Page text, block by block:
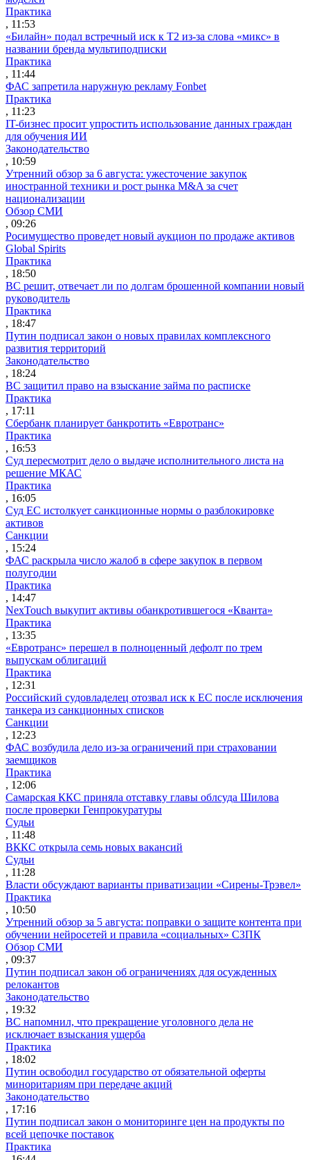
Практика
, 11:53
«Билайн» подал встречный иск к Т2 из-за слова «микс» в
названии бренда мультиподписки
Практика
, 11:44
ФАС запретила наружную рекламу Fonbet
Практика
, 11:23
IT-бизнес просит упростить использование данных граждан
для обучения ИИ
Законодательство
, 10:59
Утренний обзор за 6 августа: ужесточение закупок
иностранной техники и рост рынка M&A за счет
национализации
Обзор СМИ
, 09:26
Росимущество проведет новый аукцион по продаже активов
Global Spirits
Практика
, 18:50
ВС решит, отвечает ли по долгам брошенной компании новый
руководитель
Практика
, 18:47
Путин подписал закон о новых правилах комплексного
развития территорий
Законодательство
, 18:24
ВС защитил право на взыскание займа по расписке
Практика
, 17:11
Сбербанк планирует банкротить «Евротранс»
Практика
, 16:53
Суд пересмотрит дело о выдаче исполнительного листа на
решение МКАС
Практика
, 16:05
Суд ЕС истолкует санкционные нормы о разблокировке
активов
Санкции
, 15:24
ФАС раскрыла число жалоб в сфере закупок в первом
полугодии
Практика
, 14:47
NexTouch выкупит активы обанкротившегося «Кванта»
Практика
, 13:35
«Евротранс» перешел в полноценный дефолт по трем
выпускам облигаций
Практика
, 12:31
Российский судовладелец отозвал иск к ЕС после исключения
танкера из санкционных списков
Санкции
, 12:23
ФАС возбудила дело из-за ограничений при страховании
заемщиков
Практика
, 12:06
Самарская ККС приняла отставку главы облсуда Шилова
после проверки Генпрокуратуры
Судьи
, 11:48
ВККС открыла семь новых вакансий
Судьи
, 11:28
Власти обсуждают варианты приватизации «Сирены-Трэвел»
Практика
, 10:50
Утренний обзор за 5 августа: поправки о защите контента при
обучении нейросетей и правила «социальных» СЗПК
Обзор СМИ
, 09:37
Путин подписал закон об ограничениях для осужденных
релокантов
Законодательство
, 19:32
ВС напомнил, что прекращение уголовного дела не
исключает взыскания ущерба
Практика
, 18:02
Путин освободил государство от обязательной оферты
миноритариям при передаче акций
Законодательство
, 17:16
Путин подписал закон о мониторинге цен на продукты по
всей цепочке поставок
Практика